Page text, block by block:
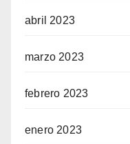
abril 2023
marzo 2023
febrero 2023
enero 2023